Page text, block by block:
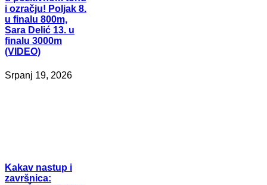
i ozračju! Poljak 8.
u finalu 800m,
Sara Delić 13. u
finalu 3000m
(VIDEO)
Srpanj 19, 2026
Kakav nastup i
završnica: